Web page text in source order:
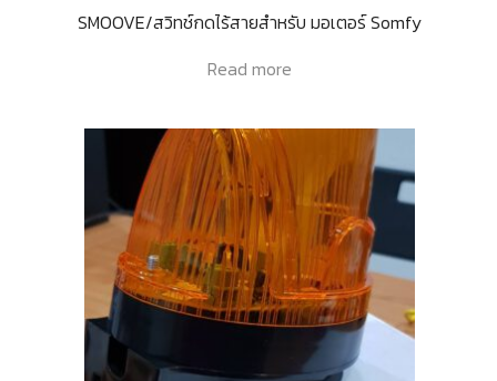
SMOOVE/สวิทช์กดไร้สายสำหรับ มอเตอร์ Somfy
Read more